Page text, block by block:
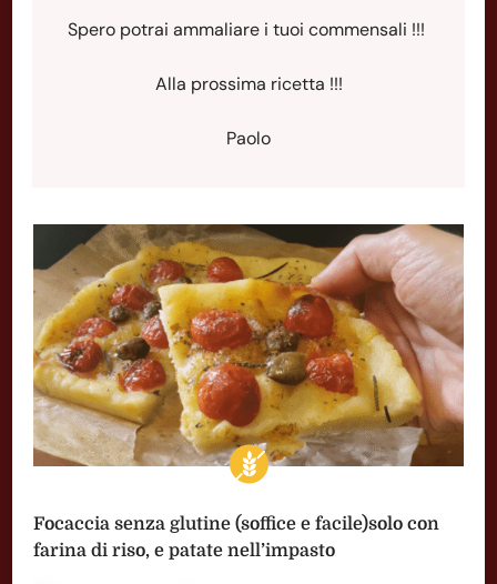
Spero potrai ammaliare i tuoi commensali !!!
Alla prossima ricetta !!!
Paolo
Focaccia senza glutine (soffice e facile)solo con
farina di riso, e patate nell’impasto